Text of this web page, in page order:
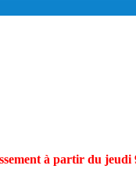
à partir du jeudi